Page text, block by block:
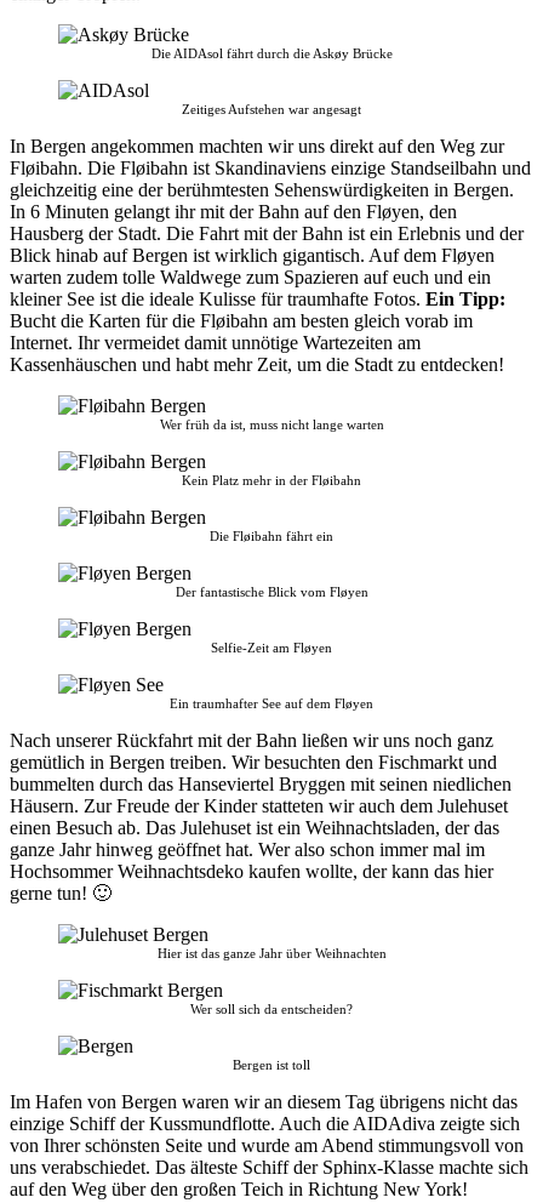
Die AIDAsol fährt durch die Askøy Brücke
Zeitiges Aufstehen war angesagt
In Bergen angekommen machten wir uns direkt auf den Weg zur
Fløibahn. Die Fløibahn ist Skandinaviens einzige Standseilbahn und
gleichzeitig eine der berühmtesten Sehenswürdigkeiten in Bergen.
In 6 Minuten gelangt ihr mit der Bahn auf den Fløyen, den
Hausberg der Stadt. Die Fahrt mit der Bahn ist ein Erlebnis und der
Blick hinab auf Bergen ist wirklich gigantisch. Auf dem Fløyen
warten zudem tolle Waldwege zum Spazieren auf euch und ein
kleiner See ist die ideale Kulisse für traumhafte Fotos. Ein Tipp:
Bucht die Karten für die Fløibahn am besten gleich vorab im
Internet. Ihr vermeidet damit unnötige Wartezeiten am
Kassenhäuschen und habt mehr Zeit, um die Stadt zu entdecken!
Wer früh da ist, muss nicht lange warten
Kein Platz mehr in der Fløibahn
Die Fløibahn fährt ein
Der fantastische Blick vom Fløyen
Selfie-Zeit am Fløyen
Ein traumhafter See auf dem Fløyen
Nach unserer Rückfahrt mit der Bahn ließen wir uns noch ganz
gemütlich in Bergen treiben. Wir besuchten den Fischmarkt und
bummelten durch das Hanseviertel Bryggen mit seinen niedlichen
Häusern. Zur Freude der Kinder statteten wir auch dem Julehuset
einen Besuch ab. Das Julehuset ist ein Weihnachtsladen, der das
ganze Jahr hinweg geöffnet hat. Wer also schon immer mal im
Hochsommer Weihnachtsdeko kaufen wollte, der kann das hier
gerne tun! 🙂
Hier ist das ganze Jahr über Weihnachten
Wer soll sich da entscheiden?
Bergen ist toll
Im Hafen von Bergen waren wir an diesem Tag übrigens nicht das
einzige Schiff der Kussmundflotte. Auch die AIDAdiva zeigte sich
von Ihrer schönsten Seite und wurde am Abend stimmungsvoll von
uns verabschiedet. Das älteste Schiff der Sphinx-Klasse machte sich
auf den Weg über den großen Teich in Richtung New York!